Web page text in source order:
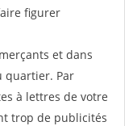
figurer
et dans
quartier. Par
à lettres de votre
trop de publicités